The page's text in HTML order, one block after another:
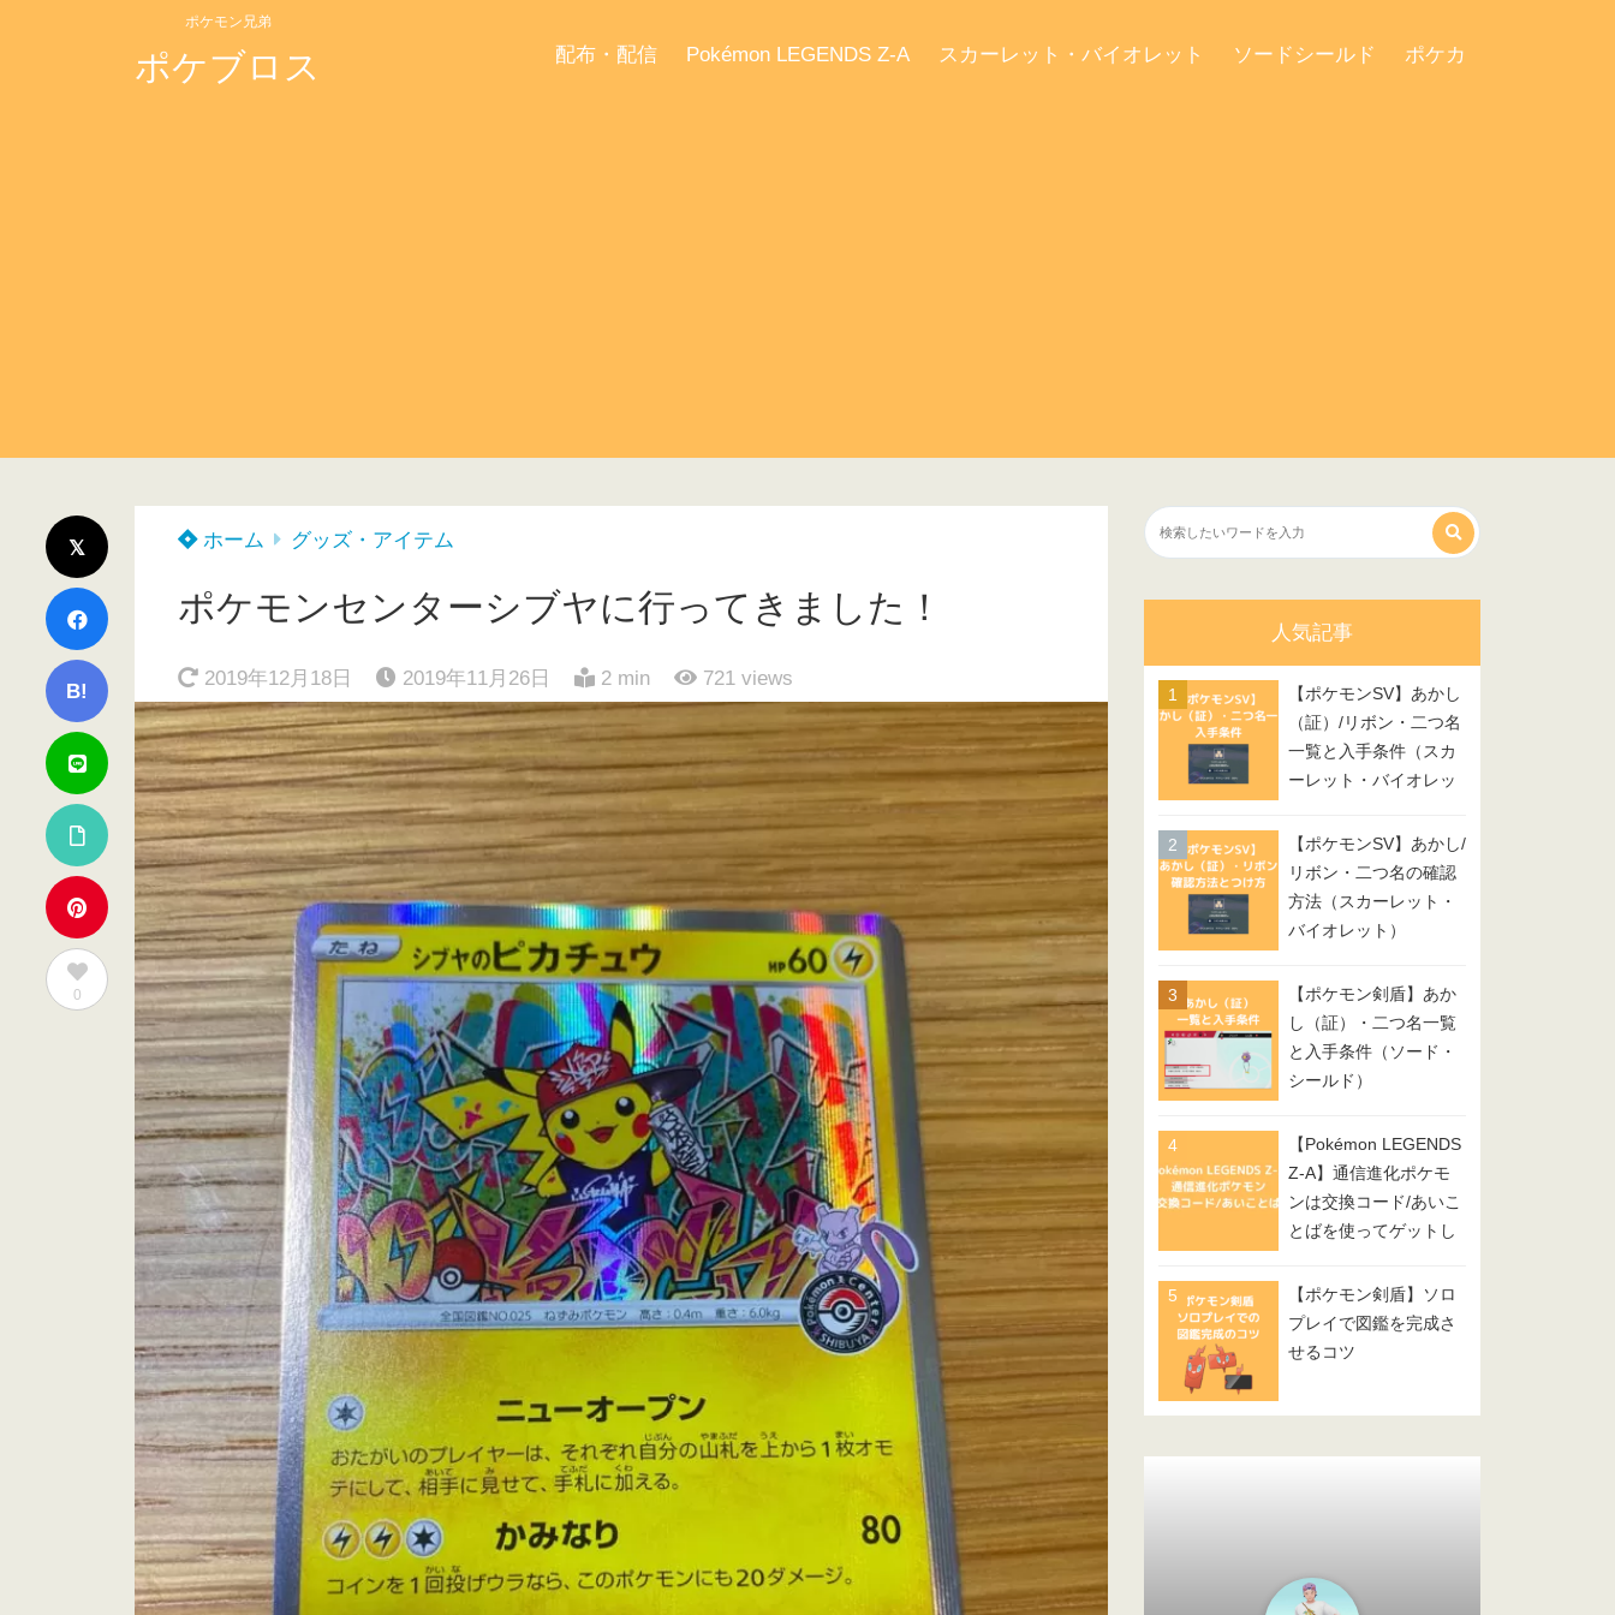
ポケモン兄弟
ポケブロス 配布・配信 Pokémon LEGENDS Z-A スカーレット・バイオレット ソードシールド ポケカ
B!
0
ホーム グッズ・アイテム
ポケモンセンターシブヤに行ってきました！
2019年12月18日 2019年11月26日 2 min 721 views
人気記事
【ポケモンSV】あかし
（証）/リボン・二つ名
一覧と入手条件（スカ
ーレット・バイオレッ
【ポケモンSV】あかし/
リボン・二つ名の確認
方法（スカーレット・
バイオレット）
【ポケモン剣盾】あか
し（証）・二つ名一覧
と入手条件（ソード・
シールド）
【Pokémon LEGENDS
Z-A】通信進化ポケモ
ンは交換コード/あいこ
とばを使ってゲットし
【ポケモン剣盾】ソロ
プレイで図鑑を完成さ
せるコツ